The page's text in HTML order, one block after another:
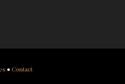
●Contact